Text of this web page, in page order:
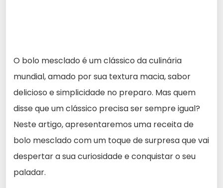
O bolo mesclado é um clássico da culinária
mundial, amado por sua textura macia, sabor
delicioso e simplicidade no preparo. Mas quem
disse que um clássico precisa ser sempre igual?
Neste artigo, apresentaremos uma receita de
bolo mesclado com um toque de surpresa que vai
despertar a sua curiosidade e conquistar o seu
paladar.